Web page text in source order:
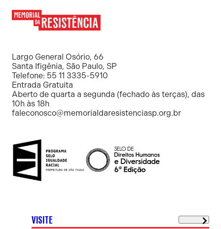
Resistência
Largo General Osório, 66
Santa Ifigênia, São Paulo, SP
Telefone: 55 11 3335-5910
Entrada Gratuita
Aberto de quarta a segunda (fechado às terças), das
10h às 18h
faleconosco@memorialdaresistenciasp.org.br
VISITE